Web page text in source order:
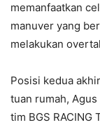
memanfaatkan
manuver yang
melakukan
​Posisi kedua
tuan rumah, Agus
tim BGS RACING